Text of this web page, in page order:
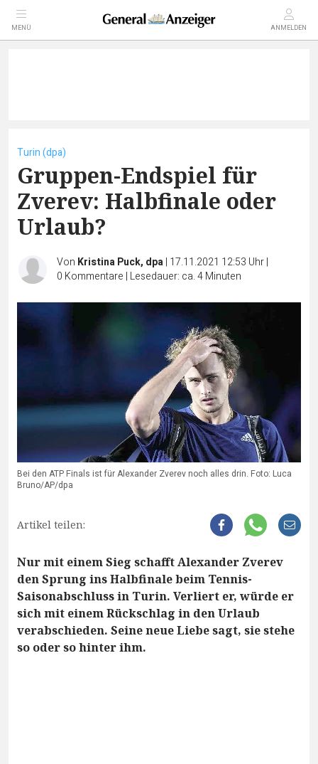
MENÜ ANMELDEN
Turin (dpa)
Gruppen-Endspiel für
Zverev: Halbfinale oder
Urlaub?
Von Kristina Puck, dpa| 17.11.2021 12:53 Uhr|
0 Kommentare | Lesedauer: ca. 4 Minuten
Bei den ATP Finals ist für Alexander Zverev noch alles drin. Foto: Luca
Bruno/AP/dpa
Artikel teilen:
Nur mit einem Sieg schafft Alexander Zverev
den Sprung ins Halbfinale beim Tennis-
Saisonabschluss in Turin. Verliert er, würde er
sich mit einem Rückschlag in den Urlaub
verabschieden. Seine neue Liebe sagt, sie stehe
so oder so hinter ihm.